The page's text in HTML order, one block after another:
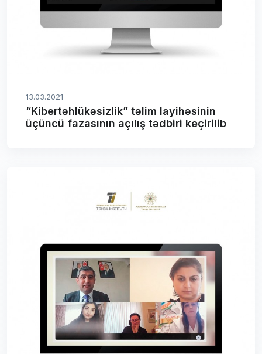
13.03.2021
“Kibertəhlükəsizlik” təlim layihəsinin
üçüncü fazasının açılış tədbiri keçirilib